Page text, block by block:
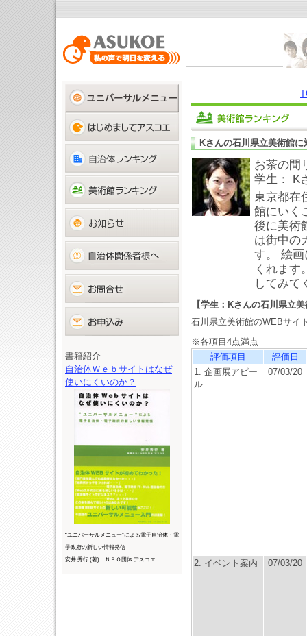
書籍紹介
自治体Ｗｅｂサイトはなぜ
使いにくいのか？
“ユニバーサルメニュー”による電子自治体・電
子政府の新しい情報発信
安井 秀行 (著) ＮＰＯ団体 アスコエ
Kさんの石川県立美術館に
お茶の間
学生： K
東京都在
館にいく
後に美術
は街中の
す。 絵
くれます
してみ
【学生：Kさんの石川県立
石川県立美術館のWEBサイ
※各項目4点満点
評価項目
評価日
1. 企画展アピー
ル
07/03/20
2. イベント案内 07/03/20